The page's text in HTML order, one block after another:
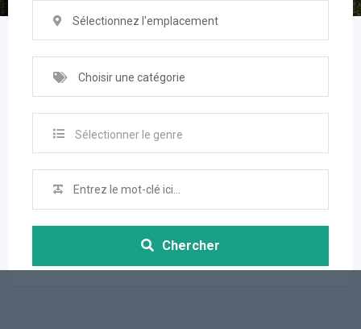
Sélectionnez l'emplacement
Choisir une catégorie
Sélectionner le genre
Chercher